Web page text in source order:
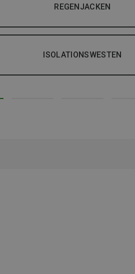
REGENJACKEN
ISOLATIONSWESTEN